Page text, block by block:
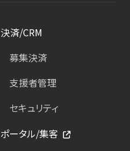
決済/CRM
募集決済
支援者管理
セキュリティ
ポータル/集客